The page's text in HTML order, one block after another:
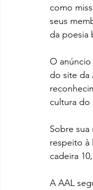
como
seus
da poesia
O
do site da
cultura do
Sobre
respeito à
cadeira
A AAL